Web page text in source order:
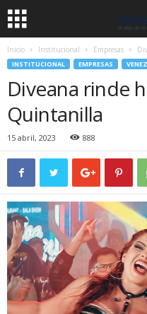
Inicio Institucional Empresas
INSTITUCIONAL EMPRESAS
Diveana rinde
Quintanilla
15 abril, 2023 888